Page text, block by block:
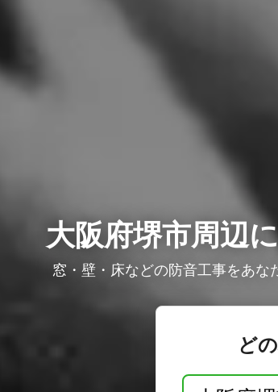
大阪府堺市周辺
窓・壁・床などの防音工事をあな
ど